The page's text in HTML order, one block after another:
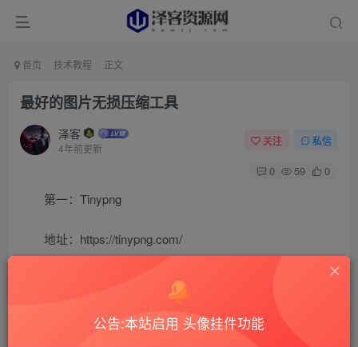
首页 技术教程 正文
最好的图片无损压缩工具
泽客
4年前更新
关注 私信
0 59 0
第一：Tinypng
地址：https://tinypng.com/
这款工具我实在是太喜欢了，经常用到，最大限度的做
公告:本站启用 头像挂件功能